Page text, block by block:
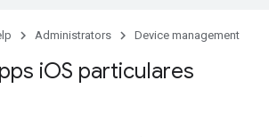
Administrators Device management
iOS particulares